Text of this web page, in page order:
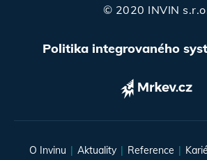
© 2020 INVIN
Politika integrovaného
O Invinu Aktuality Reference